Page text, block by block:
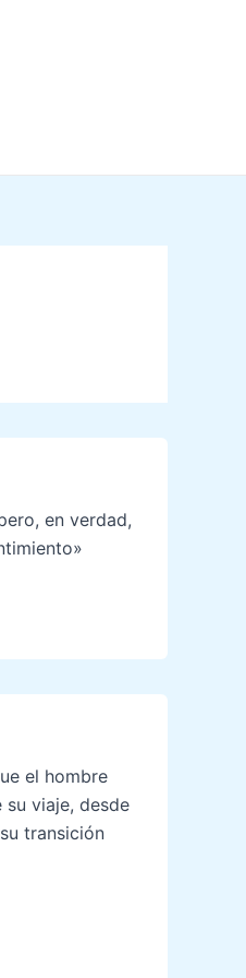
en verdad,
el hombre
su viaje, desde
transición